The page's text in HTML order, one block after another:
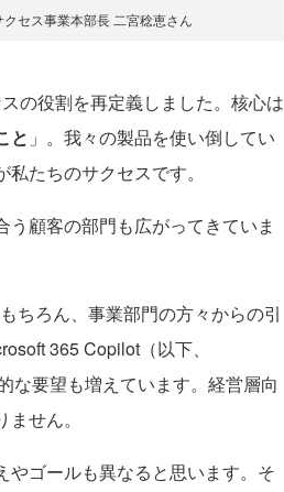
セス事業本部長 二宮稔恵さん
の役割を再定義しました。核心は
と 」。我々の製品を使い倒してい
たちのサクセスです。
顧客の部門も広がってきていま
ちろん、事業部門の方々からの引
365 Copilot（以下、
な要望も増えています。経営層向
せん。
ゴールも異なると思います。そ